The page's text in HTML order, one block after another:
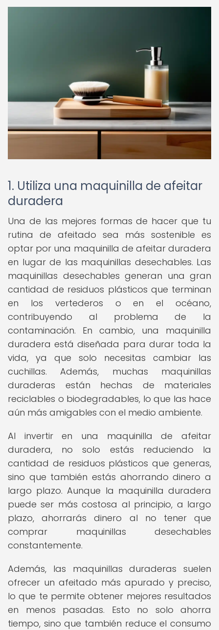
1. Utiliza una maquinilla de afeitar
duradera
Una de las mejores formas de hacer que tu
rutina de afeitado sea más sostenible es
optar por una maquinilla de afeitar duradera
en lugar de las maquinillas desechables. Las
maquinillas desechables generan una gran
cantidad de residuos plásticos que terminan
en los vertederos o en el océano,
contribuyendo al problema de la
contaminación. En cambio, una maquinilla
duradera está diseñada para durar toda la
vida, ya que solo necesitas cambiar las
cuchillas. Además, muchas maquinillas
duraderas están hechas de materiales
reciclables o biodegradables, lo que las hace
aún más amigables con el medio ambiente.
Al invertir en una maquinilla de afeitar
duradera, no solo estás reduciendo la
cantidad de residuos plásticos que generas,
sino que también estás ahorrando dinero a
largo plazo. Aunque la maquinilla duradera
puede ser más costosa al principio, a largo
plazo, ahorrarás dinero al no tener que
comprar maquinillas desechables
constantemente.
Además, las maquinillas duraderas suelen
ofrecer un afeitado más apurado y preciso,
lo que te permite obtener mejores resultados
en menos pasadas. Esto no solo ahorra
tiempo, sino que también reduce el consumo